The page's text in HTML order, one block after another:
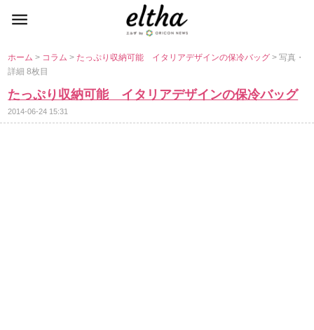
ホーム> コラム> たっぷり収納可能 イタリアデザインの保冷バッグ> 写真・
詳細 8枚目
たっぷり収納可能 イタリアデザインの保冷バッグ
2014-06-24 15:31